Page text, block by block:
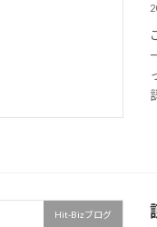
Hit-Bizブログ